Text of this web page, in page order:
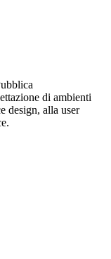
di ambienti
design, alla user